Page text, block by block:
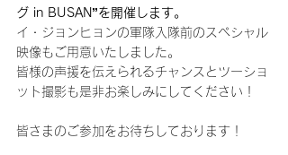
グ in BUSAN”を開催します。
イ・ジョンヒョンの軍隊入隊前のスペシャル
映像もご用意いたしました。
皆様の声援を伝えられるチャンスとツーショ
ット撮影も是非お楽しみにしてください！
皆さまのご参加をお待ちしております！